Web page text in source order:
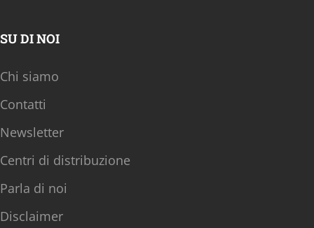
SU DI NOI
Chi siamo
Contatti
Newsletter
Centri di distribuzione
Parla di noi
Disclaimer